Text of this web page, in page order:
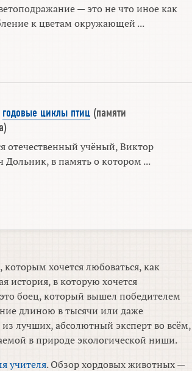
— это не что иное как
к цветам окружающей ...
годовые циклы птиц(памяти
учёный, Виктор
Дольник, в память о котором ...
хочется любоваться, как
история, в которую хочется
это боец, который вышел победителем
длиною в тысячи или даже
лучших, абсолютный эксперт во всём,
в природе экологической ниши.
учителя. Обзор хордовых животных —